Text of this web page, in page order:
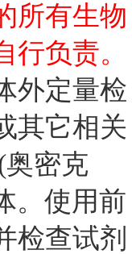
所有生物
负责。
外定量检
其它相关
密克
。使用前
检查试剂